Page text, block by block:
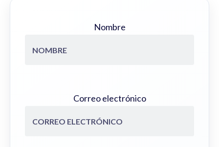
Nombre
Correo electrónico